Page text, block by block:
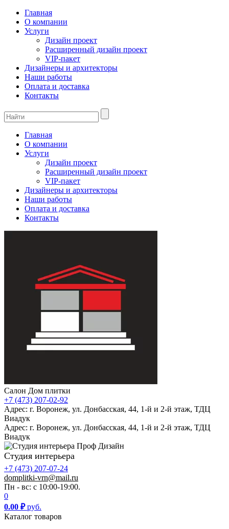
Главная
О компании
Услуги
Дизайн проект
Расширенный дизайн проект
VIP-пакет
Дизайнеры и архитекторы
Наши работы
Оплата и доставка
Контакты
Главная
О компании
Услуги
Дизайн проект
Расширенный дизайн проект
VIP-пакет
Дизайнеры и архитекторы
Наши работы
Оплата и доставка
Контакты
Салон Дом плитки
+7 (473) 207-02-92
Адрес: г. Воронеж, ул. Донбасская, 44, 1-й и 2-й этаж, ТДЦ
Виадук
Адрес: г. Воронеж, ул. Донбасская, 44, 1-й и 2-й этаж, ТДЦ
Виадук
Студия интерьера
+7 (473) 207-07-24
domplitki-vrn@mail.ru
Пн - вс: с 10:00-19:00.
0
0.00 ₽руб.
Каталог товаров